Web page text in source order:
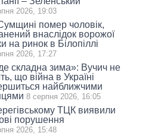
2026, 19:03
помер чоловік,
внаслідок ворожої
на ринок в Білопіллі
2026, 17:27
складна зима»: Вучич не
що війна в Україні
найближчими
8 серпня 2026, 16:05
ТЦК виявили
порушення
2026, 15:48